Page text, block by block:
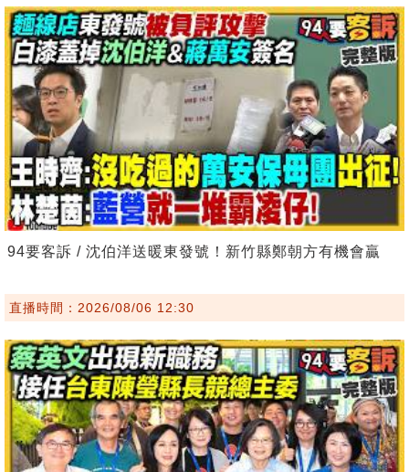
94要客訴 / 沈伯洋送暖東發號！新竹縣鄭朝方有機會贏
直播時間：2026/08/06 12:30